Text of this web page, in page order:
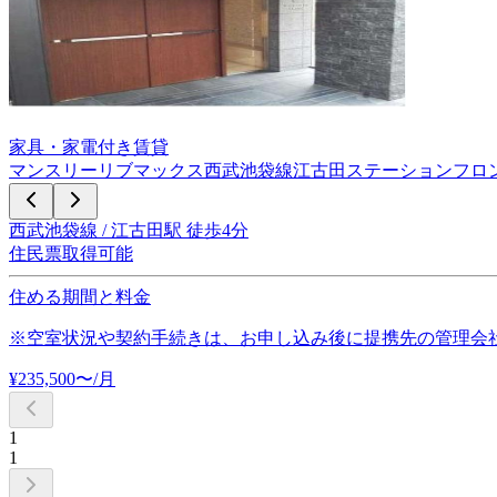
家具・家電付き賃貸
マンスリーリブマックス西武池袋線江古田ステーションフロ
西武池袋線 / 江古田駅 徒歩4分
住民票取得可能
住める期間と料金
※空室状況や契約手続きは、お申し込み後に提携先の管理会
¥235,500〜/月
1
1